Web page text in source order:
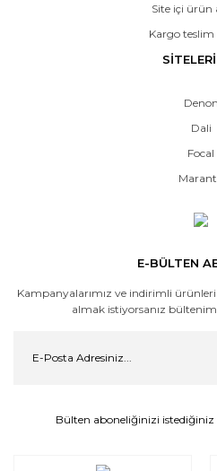
Site içi ürün
Kargo teslim
Denon
Dali
Focal
E-BÜLTEN
Kampanyalarımız ve indirimli
almak istiyorsanız
Bülten aboneliğinizi istediğiniz